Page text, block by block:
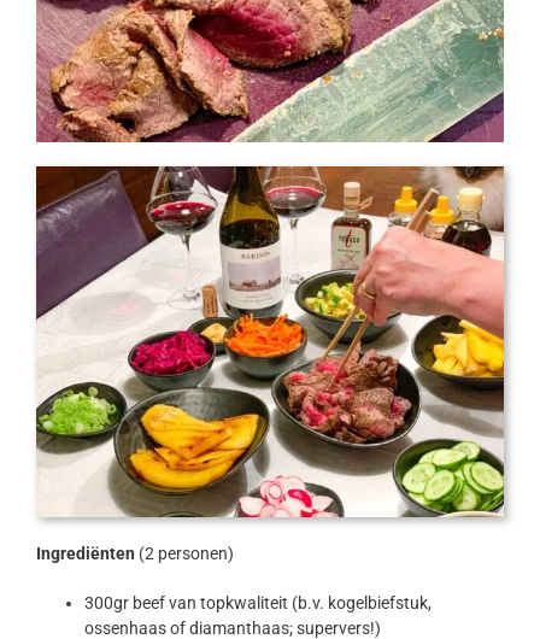
Ingrediënten (2 personen)
300gr beef van topkwaliteit (b.v. kogelbiefstuk,
ossenhaas of diamanthaas; supervers!)